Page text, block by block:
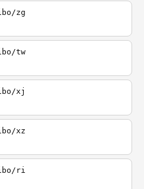
zg
tw
xj
xz
ri